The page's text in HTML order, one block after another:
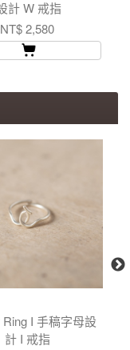
計 W 戒指
NT$ 2,580
I 手稿字母設
計 I 戒指